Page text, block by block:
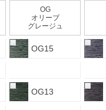
OG
オリーブ
グレージュ
OG15
OG13